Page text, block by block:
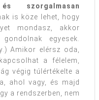
szorgalmasan
is köze lehet, hogy
mondasz, akkor
gondolnak egyesek.
Amikor elérsz oda,
a félelem,
végig túlértékelte a
ahol vagy, és majd
a rendszerben, nem